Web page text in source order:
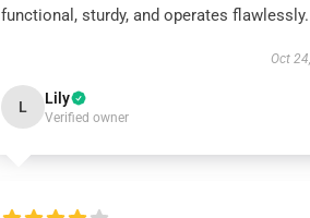
functional, sturdy, and operates flawlessly.
Oct
L Lily
Verified owner